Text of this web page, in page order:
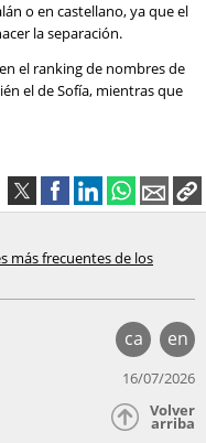
o en castellano, ya que el
la separación.
el ranking de nombres de
el de Sofía, mientras que
más frecuentes de los
ca en
16/07/2026
Volver
arriba